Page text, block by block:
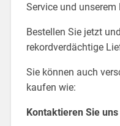
Service und unserem
Bestellen Sie jetzt
rekordverdächtige
Sie können auch
kaufen wie:
Kontaktieren Sie